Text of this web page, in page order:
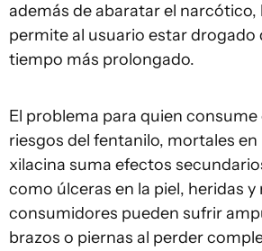
además de abaratar el
permite al usuario estar drogado
tiempo más prolongado.
El problema para quien consume
riesgos del fentanilo, mortales
xilacina suma efectos
como úlceras en la piel, heridas y
consumidores pueden sufrir
brazos o piernas al perder